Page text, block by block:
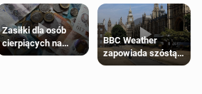
Zasiłki dla osób
cierpiących na
schorzenia
BBC Weather
zapowiada szóstą
falę upałów w